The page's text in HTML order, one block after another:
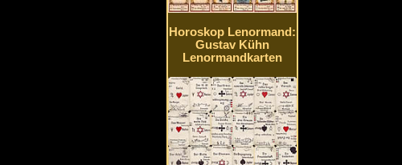
Horoskop Lenormand:
Gustav Kühn
Lenormandkarten